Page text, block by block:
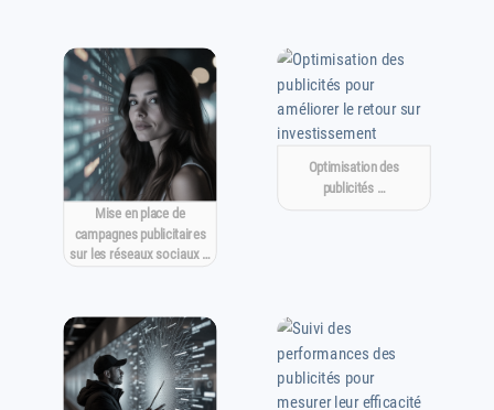
Mise en place de
campagnes publicitaires
sur les réseaux sociaux …
Optimisation des
publicités …